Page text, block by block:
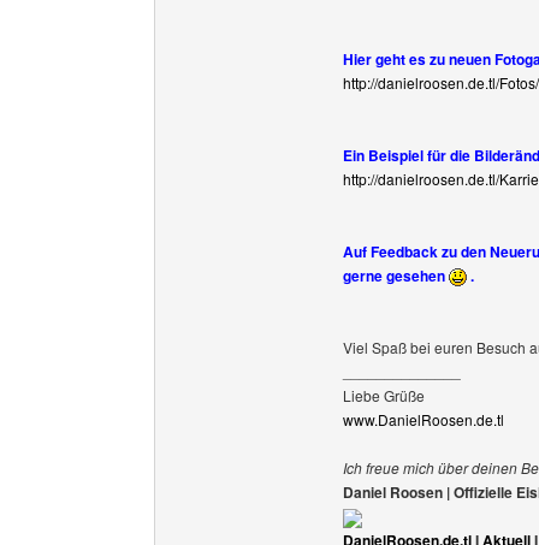
Hier geht es zu neuen
http://danielroosen.de.tl/
Ein Beispiel für die
http://danielroosen.de.tl/
Auf Feedback zu den
gerne gesehen
.
Viel Spaß bei euren Besuch
Liebe Grüße
www.DanielRoosen.de.tl
Ich freue mich über deinen
Daniel Roosen | Offizielle
DanielRoosen.de.tlIAktuell